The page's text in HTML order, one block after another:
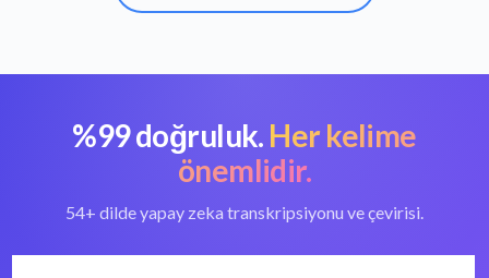
AAC dosyasını metne
dönüştürün
En iyi AAC
dönüştürücü
Fince transkripsiyon
Fince dilini yazıya
%99 doğruluk. Her kelime
önemlidir.
54+ dilde yapay zeka transkripsiyonu ve çevirisi.